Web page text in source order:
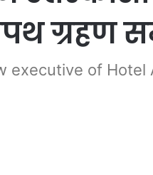
ग्रहण
executive of Hotel